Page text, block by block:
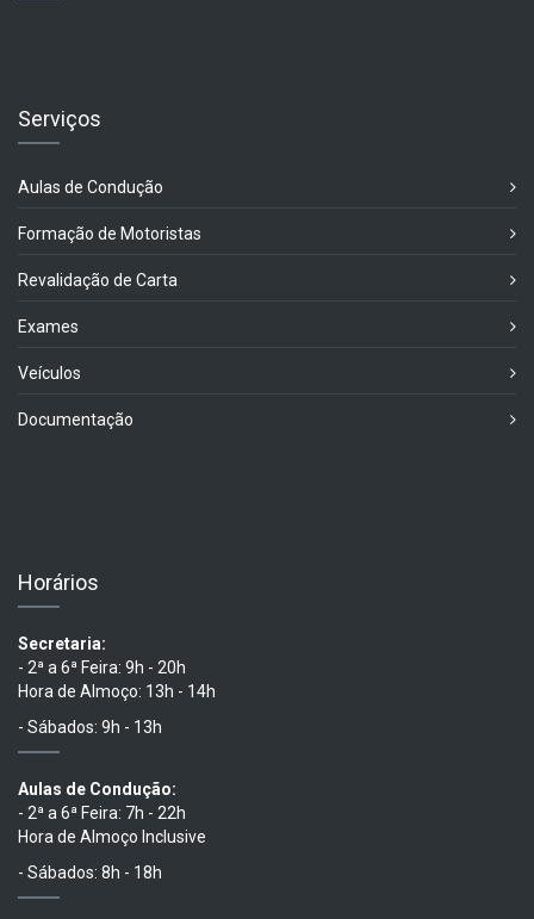
Serviços
Aulas de Condução
Formação de Motoristas
Revalidação de Carta
Exames
Veículos
Documentação
Horários
Secretaria:
- 2ª a 6ª Feira: 9h - 20h
Hora de Almoço: 13h - 14h
- Sábados: 9h - 13h
Aulas de Condução:
- 2ª a 6ª Feira: 7h - 22h
Hora de Almoço Inclusive
- Sábados: 8h - 18h